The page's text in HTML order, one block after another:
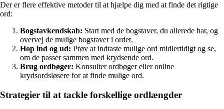
Der er flere effektive metoder til at hjælpe dig med at finde det rigtige
ord:
Bogstavkendskab: Start med de bogstaver, du allerede har, og
overvej de mulige bogstaver i ordet.
Hop ind og ud: Prøv at indtaste mulige ord midlertidigt og se,
om de passer sammen med krydsende ord.
Brug ordbøger: Konsulter ordbøger eller online
krydsordsløsere for at finde mulige ord.
Strategier til at tackle forskellige ordlængder